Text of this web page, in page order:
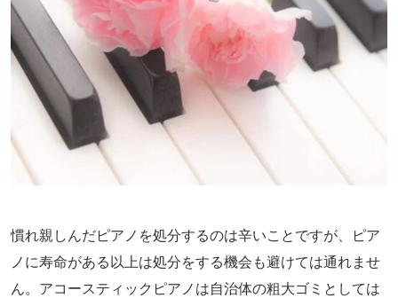
慣れ親しんだピアノを処分するのは辛いことですが、ピア
ノに寿命がある以上は処分をする機会も避けては通れませ
ん。アコースティックピアノは自治体の粗大ゴミとしては